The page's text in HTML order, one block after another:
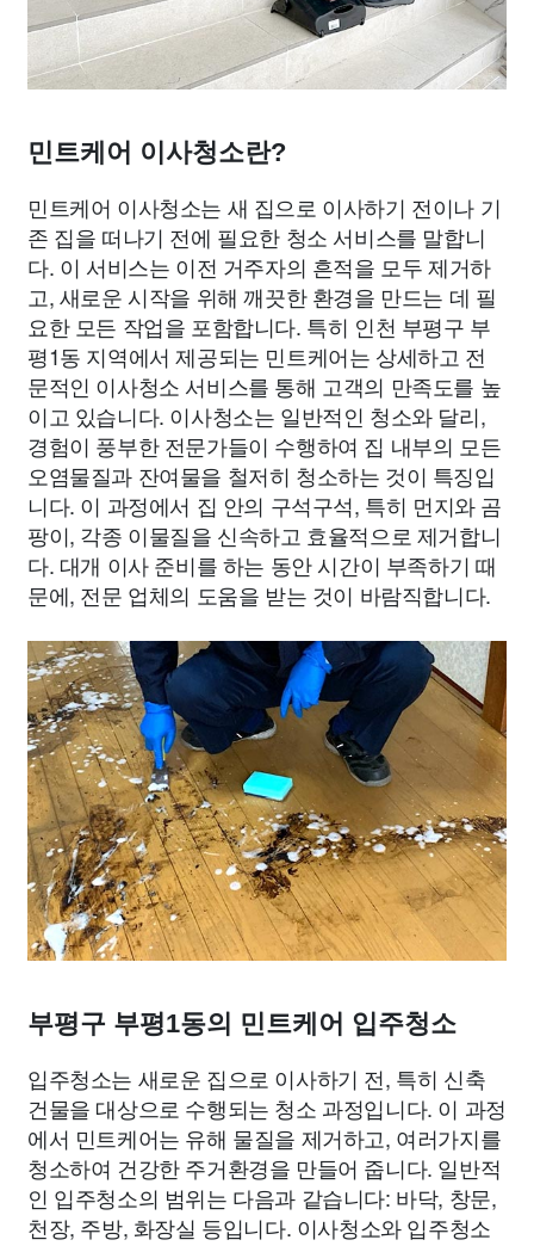
민트케어 이사청소란?
민트케어 이사청소는 새 집으로 이사하기 전이나 기
존 집을 떠나기 전에 필요한 청소 서비스를 말합니
다. 이 서비스는 이전 거주자의 흔적을 모두 제거하
고, 새로운 시작을 위해 깨끗한 환경을 만드는 데 필
요한 모든 작업을 포함합니다. 특히 인천 부평구 부
평1동 지역에서 제공되는 민트케어는 상세하고 전
문적인 이사청소 서비스를 통해 고객의 만족도를 높
이고 있습니다. 이사청소는 일반적인 청소와 달리,
경험이 풍부한 전문가들이 수행하여 집 내부의 모든
오염물질과 잔여물을 철저히 청소하는 것이 특징입
니다. 이 과정에서 집 안의 구석구석, 특히 먼지와 곰
팡이, 각종 이물질을 신속하고 효율적으로 제거합니
다. 대개 이사 준비를 하는 동안 시간이 부족하기 때
문에, 전문 업체의 도움을 받는 것이 바람직합니다.
부평구 부평1동의 민트케어 입주청소
입주청소는 새로운 집으로 이사하기 전, 특히 신축
건물을 대상으로 수행되는 청소 과정입니다. 이 과정
에서 민트케어는 유해 물질을 제거하고, 여러가지를
청소하여 건강한 주거환경을 만들어 줍니다. 일반적
인 입주청소의 범위는 다음과 같습니다: 바닥, 창문,
천장, 주방, 화장실 등입니다. 이사청소와 입주청소